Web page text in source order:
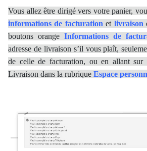
Vous allez être dirigé vers votre panier,
informations de facturation et livraison
boutons orange Informations de
adresse de livraison s’il vous plaît,
de celle de facturation, ou en allant sur
Livraison dans la rubrique Espace